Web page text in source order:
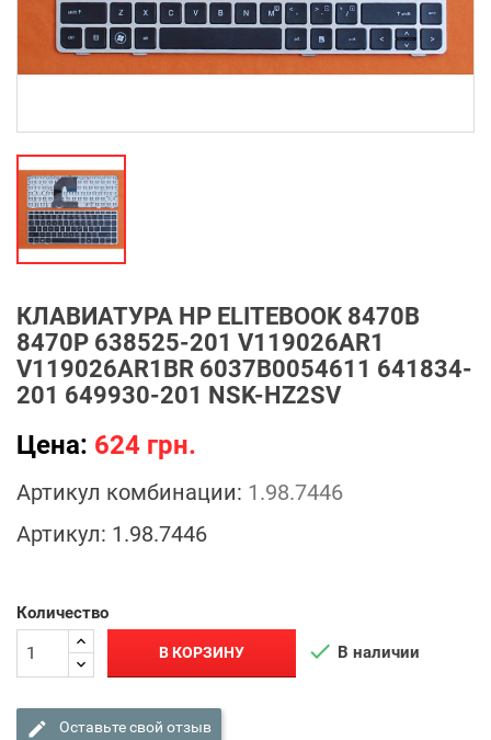
КЛАВИАТУРА HP ELITEBOOK 8470B
8470P 638525-201 V119026AR1
V119026AR1BR 6037B0054611 641834-
201 649930-201 NSK-HZ2SV
Цена: 624 грн.
Артикул комбинации: 1.98.7446
Артикул: 1.98.7446
Количество
В КОРЗИНУ  В наличии
Оставьте свой отзыв